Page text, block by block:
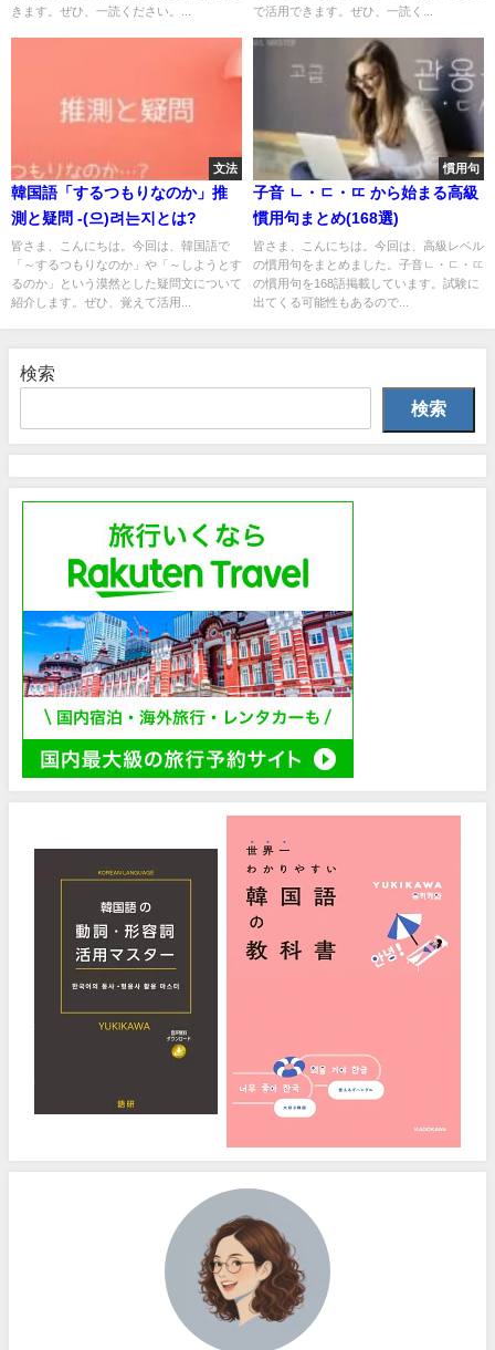
きます。ぜひ、一読ください。...
で活用できます。ぜひ、一読く...
文法
韓国語「するつもりなのか」推
測と疑問 -(으)려는지とは?
皆さま、こんにちは。今回は、韓国語で
「～するつもりなのか」や「～しようとす
るのか」という漠然とした疑問文について
紹介します。ぜひ、覚えて活用...
慣用句
子音 ㄴ・ㄷ・ㄸ から始まる高級
慣用句まとめ(168選)
皆さま、こんにちは。今回は、高級レベル
の慣用句をまとめました。子音ㄴ・ㄷ・ㄸ
の慣用句を168語掲載しています。試験に
出てくる可能性もあるので...
検索
検索